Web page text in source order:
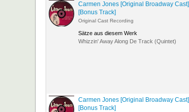
Carmen Jones [Original Broadway Cast]
[Bonus Track]
Original Cast Recording
Sätze aus diesem Werk
Whizzin' Away Along De Track (Quintet)
Carmen Jones [Original Broadway Cast]
[Bonus Track]